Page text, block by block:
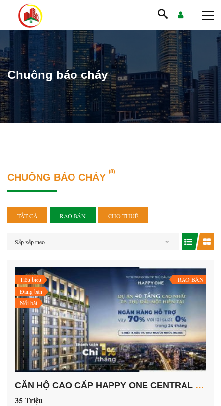
Chuông báo cháy
CHUÔNG BÁO CHÁY
(8)
TẤT CẢ RAO BÁN CHO THUÊ
Sắp xếp theo
Tiêu biểu
Đang bán
Nổi bật
RAO BÁN
CĂN HỘ CAO CẤP HAPPY ONE CENTRAL BÌNH DƯƠNG
35 Triệu